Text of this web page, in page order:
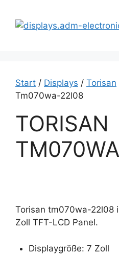
Inhalt
springen
Start / Displays / Torisan
Tm070wa-22l08
TORISAN
Torisan tm070wa-22l08
Zoll TFT-LCD Panel.
Displaygröße: 7 Zoll